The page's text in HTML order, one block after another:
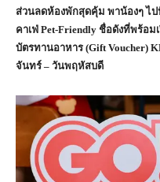
ส่วนลดห้องพักสุดคุ้ม พาน้องๆ ไ
คาเฟ่ Pet-Friendly ชื่อดังที่พร้อ
บัตรทานอาหาร (Gift Voucher)
จันทร์ – วันพฤหัสบดี